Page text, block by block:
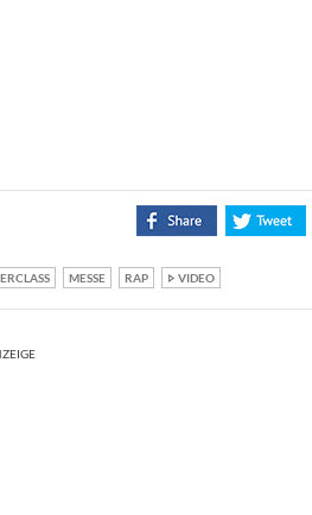
MESSE RAP VIDEO